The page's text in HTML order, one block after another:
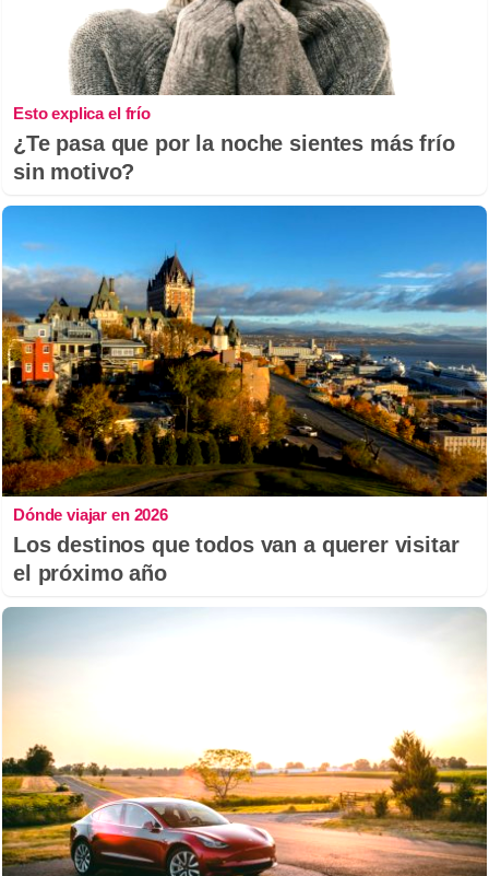
Esto explica el frío
¿Te pasa que por la noche sientes más frío
sin motivo?
Dónde viajar en 2026
Los destinos que todos van a querer visitar
el próximo año